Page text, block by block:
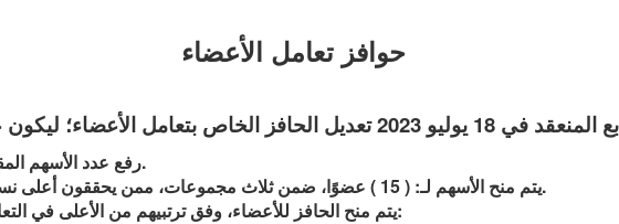
حوافز تعامل الأعضاء
رفع عدد الأسهم المقررة للحافز من: 75 سهمًا إلى: 150 سهمًا.
يتم منح الأسهم لـ: ( 15 ) عضوًا، ضمن ثلاث مجموعات، ممن يحققون أعلى نسبة تعامل مع الجمعية، خلال كل عام مالي.
يتم منح الحافز للأعضاء، وفق ترتبيهم من الأعلى في التعامل مع الجمعية خلال العام المالي، كالآتي: